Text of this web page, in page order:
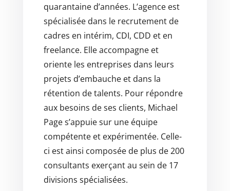
quarantaine d’années. L’agence est
spécialisée dans le recrutement de
cadres en intérim, CDI, CDD et en
freelance. Elle accompagne et
oriente les entreprises dans leurs
projets d’embauche et dans la
rétention de talents. Pour répondre
aux besoins de ses clients, Michael
Page s’appuie sur une équipe
compétente et expérimentée. Celle-
ci est ainsi composée de plus de 200
consultants exerçant au sein de 17
divisions spécialisées.